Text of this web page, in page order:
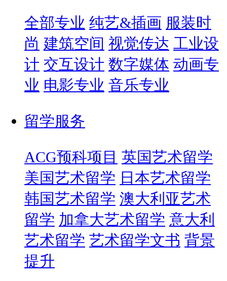
全部专业 纯艺&插画 服装时
尚 建筑空间 视觉传达 工业设
计 交互设计 数字媒体 动画专
业 电影专业 音乐专业
留学服务
ACG预科项目 英国艺术留学
美国艺术留学 日本艺术留学
韩国艺术留学 澳大利亚艺术
留学 加拿大艺术留学 意大利
艺术留学 艺术留学文书 背景
提升